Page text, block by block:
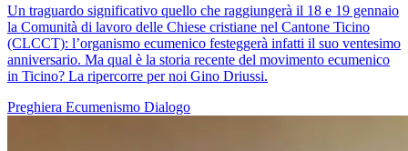
Un traguardo significativo quello che raggiungerà il 18 e 19 gennaio
la Comunità di lavoro delle Chiese cristiane nel Cantone Ticino
(CLCCT): l’organismo ecumenico festeggerà infatti il suo ventesimo
anniversario. Ma qual è la storia recente del movimento ecumenico
in Ticino? La ripercorre per noi Gino Driussi.
Preghiera Ecumenismo Dialogo